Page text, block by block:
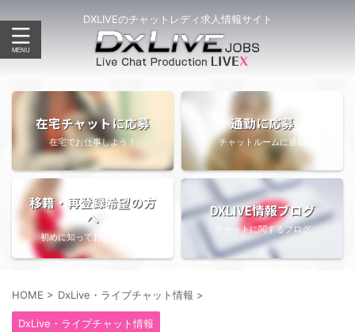
DXLIVEのチャットレディ求人情報サイト
在宅チャットに応募
在宅でお仕事しよう！
通勤に応募
チャットルームに通勤
移籍・再登録希望の方
へ
初めに知っておきたい情報
DXLIVE情報ブログ
チャットに関するブログ
HOME > DxLive・ライブチャット情報 >
DxLive・ライブチャット情報